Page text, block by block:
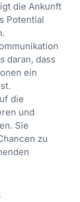
die Ankunft
Potential
daran, dass
ein
die
und
Sie
zu